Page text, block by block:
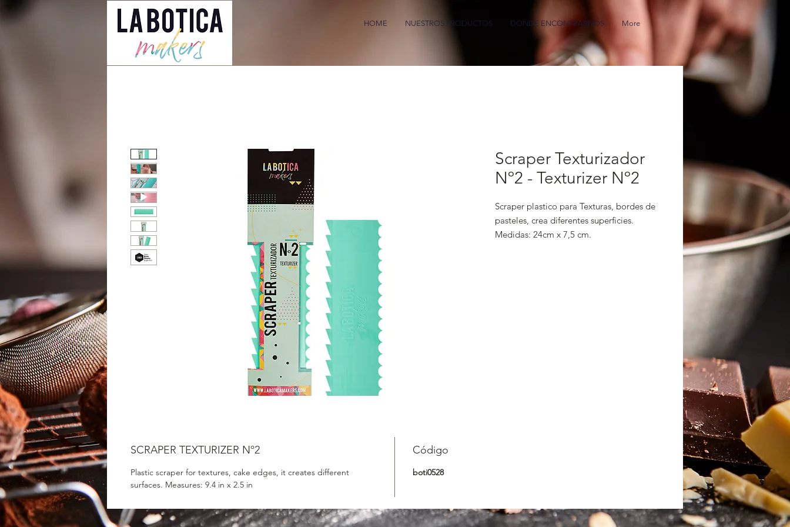
HOME NUESTROS PRODUCTOS DONDE ENCONTRARNOS More
Scraper Texturizador
Nº2 - Texturizer Nº2
Scraper plastico para Texturas, bordes de
pasteles, crea diferentes superficies.
Medidas: 24cm x 7,5 cm.
SCRAPER TEXTURIZER Nº2
Plastic scraper for textures, cake edges, it creates different
surfaces. Measures: 9.4 in x 2.5 in
Código
boti0528